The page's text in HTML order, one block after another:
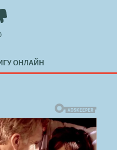
ОНЛАЙН